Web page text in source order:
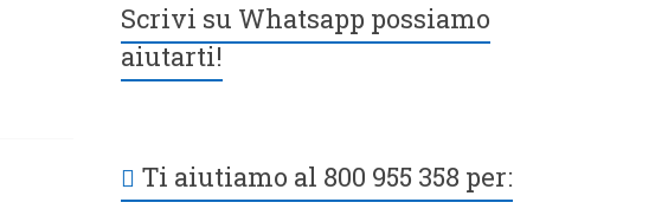
Scrivi su Whatsapp possiamo
aiutarti!
Ti aiutiamo al 800 955 358 per: